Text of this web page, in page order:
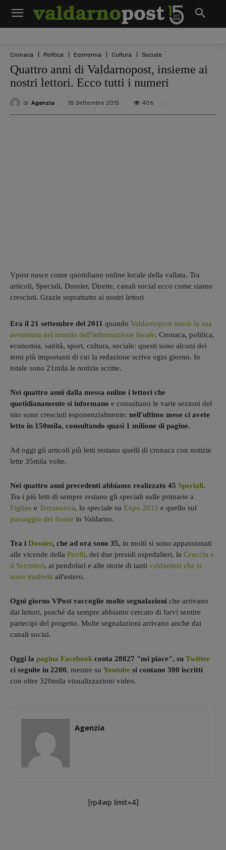
Cronaca Politica Economia Cultura Sociale
Quattro anni di Valdarnopost, insieme ai
nostri lettori. Ecco tutti i numeri
di Agenzia 18 Settembre 2015 406
Vpost nasce come quotidiano online locale della vallata. Tra
articoli, Speciali, Dossier, Dirette, canali social ecco come siamo
cresciuti. Grazie soprattutto ai nostri lettori
Era il 21 settembre del 2011 quando Valdarnopost iniziò la sua
avventura nel mondo dell'informazione locale. Cronaca, politica,
economia, sanità, sport, cultura, sociale: questi sono alcuni dei
temi più importanti di cui la redazione scrive ogni giorno. In
totale sono 21mila le notizie scritte.
Nei quattro anni dalla messa online i lettori che
quotidianamente si informano e consultano le varie sezioni del
sito sono cresciuti esponenzialmente: nell'ultimo mese ci avete
letto in 150mila, consultando quasi 1 milione di pagine.
Ad oggi gli articoli più letti restano quelli di cronaca con notizie
lette 35mila volte.
Nei quattro anni precedenti abbiamo realizzato 45 Speciali.
Tra i più letti di sempre restano gli speciali sulle primarie a
Figline e Terranuova, lo speciale su Expo 2015 e quello sul
passaggio del fronte in Valdarno.
Tra i Dossier, che ad ora sono 35, in molti si sono appassionati
alle vicende della Pirelli, dei due presidi ospedalieri, la Gruccia e
il Serristori, ai pendolari e alle storie di tanti valdarnesi che si
sono trasferiti all'estero.
Ogni giorno VPost raccoglie molte segnalazioni che arrivano
dai lettori, poiché da sempre abbiamo cercato di farvi sentire
partecipi del progetto. Molte segnalazioni arrivano anche dai
canali social.
Oggi la pagina Facebook conta 28827 "mi piace", su Twitter
ci seguite in 2200, mentre su Youtube si contano 300 iscritti
con oltre 320mila visualizzazioni video.
Agenzia
[rp4wp limit=4]